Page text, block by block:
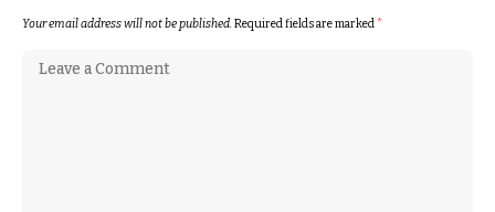
Your email address will not be published.Required fields are marked*